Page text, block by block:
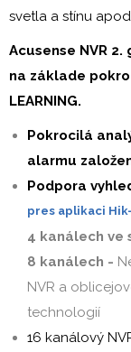
svetla a stínu
Acusense NVR
na základe
LEARNING.
Pokrocilá
alarmu
Podpora
pres aplikaci
4 kanálech ve
8 kanálech -
NVR a
technologií
16 kanálový